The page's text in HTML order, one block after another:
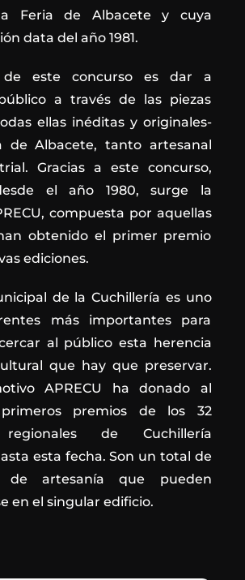
Feria de Albacete y cuya
data del año 1981.
de este concurso es dar a
a través de las piezas
ellas inéditas y originales-
de Albacete, tanto artesanal
Gracias a este concurso,
el año 1980, surge la
compuesta por aquellas
obtenido el primer premio
ediciones.
de la Cuchillería es uno
más importantes para
al público esta herencia
que hay que preservar.
APRECU ha donado al
premios de los 32
regionales de Cuchillería
esta fecha. Son un total de
de artesanía que pueden
en el singular edificio.